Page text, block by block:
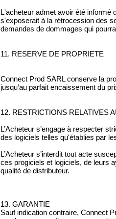
L'acheteur admet avoir été informé
s'exposerait à la rétrocession des
demandes de dommages qui
11. RESERVE DE PROPRIETE
Connect Prod SARL conserve la
jusqu’au parfait encaissement du
12. RESTRICTIONS RELATIVES
L’Acheteur s’engage à respecter
des logiciels telles qu'établies par
L’Acheteur s’interdit tout acte
ces progiciels et logiciels, de leurs
qualité de distributeur.
13. GARANTIE
Sauf indication contraire, Connect